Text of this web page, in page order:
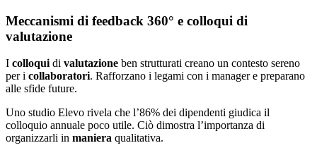
Meccanismi di feedback 360° e colloqui di
valutazione
I colloquidi valutazione ben strutturati creano un contesto sereno
per i collaboratori. Rafforzano i legami con i manager e preparano
alle sfide future.
Uno studio Elevo rivela che l’86% dei dipendenti giudica il
colloquio annuale poco utile. Ciò dimostra l’importanza di
organizzarli in maniera qualitativa.